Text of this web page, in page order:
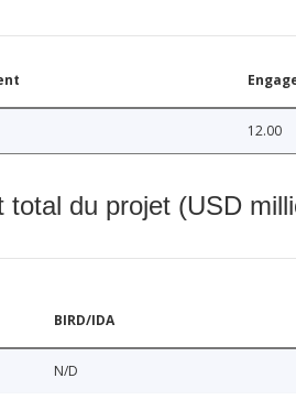
12.00
total du projet (USD
BIRD/IDA
N/D